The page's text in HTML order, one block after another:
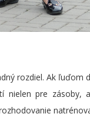
rozdiel. Ak
nielen pre zásoby,